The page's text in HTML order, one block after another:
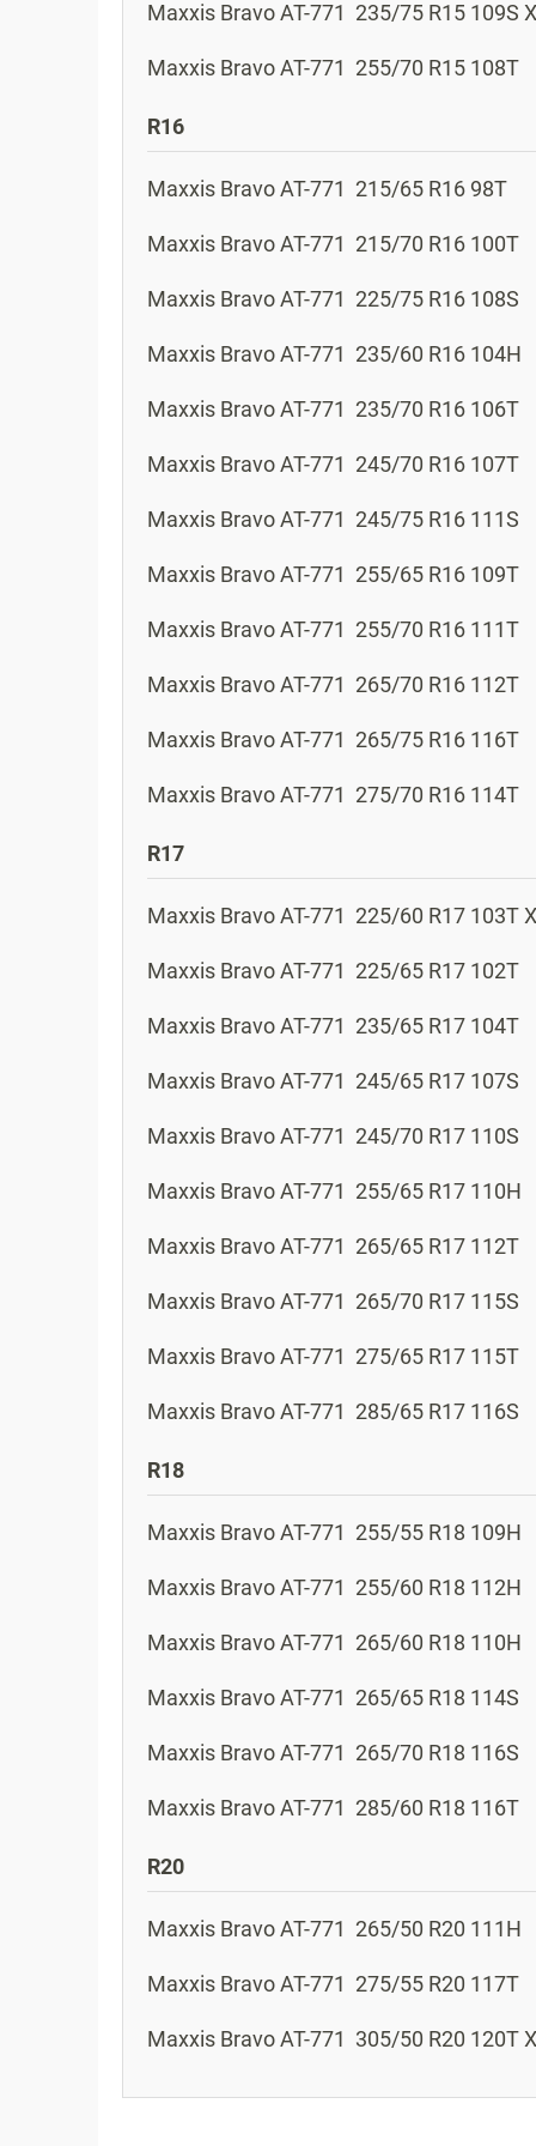
Maxxis Bravo AT-771 235/75 R15 109S
Maxxis Bravo AT-771 255/70 R15 108T
R16
Maxxis Bravo AT-771 215/65 R16 98T
Maxxis Bravo AT-771 215/70 R16 100T
Maxxis Bravo AT-771 225/75 R16 108S
Maxxis Bravo AT-771 235/60 R16 104H
Maxxis Bravo AT-771 235/70 R16 106T
Maxxis Bravo AT-771 245/70 R16 107T
Maxxis Bravo AT-771 245/75 R16 111S
Maxxis Bravo AT-771 255/65 R16 109T
Maxxis Bravo AT-771 255/70 R16 111T
Maxxis Bravo AT-771 265/70 R16 112T
Maxxis Bravo AT-771 265/75 R16 116T
Maxxis Bravo AT-771 275/70 R16 114T
R17
Maxxis Bravo AT-771 225/60 R17 103T
Maxxis Bravo AT-771 225/65 R17 102T
Maxxis Bravo AT-771 235/65 R17 104T
Maxxis Bravo AT-771 245/65 R17 107S
Maxxis Bravo AT-771 245/70 R17 110S
Maxxis Bravo AT-771 255/65 R17 110H
Maxxis Bravo AT-771 265/65 R17 112T
Maxxis Bravo AT-771 265/70 R17 115S
Maxxis Bravo AT-771 275/65 R17 115T
Maxxis Bravo AT-771 285/65 R17 116S
R18
Maxxis Bravo AT-771 255/55 R18 109H
Maxxis Bravo AT-771 255/60 R18 112H
Maxxis Bravo AT-771 265/60 R18 110H
Maxxis Bravo AT-771 265/65 R18 114S
Maxxis Bravo AT-771 265/70 R18 116S
Maxxis Bravo AT-771 285/60 R18 116T
R20
Maxxis Bravo AT-771 265/50 R20 111H
Maxxis Bravo AT-771 275/55 R20 117T
Maxxis Bravo AT-771 305/50 R20 120T